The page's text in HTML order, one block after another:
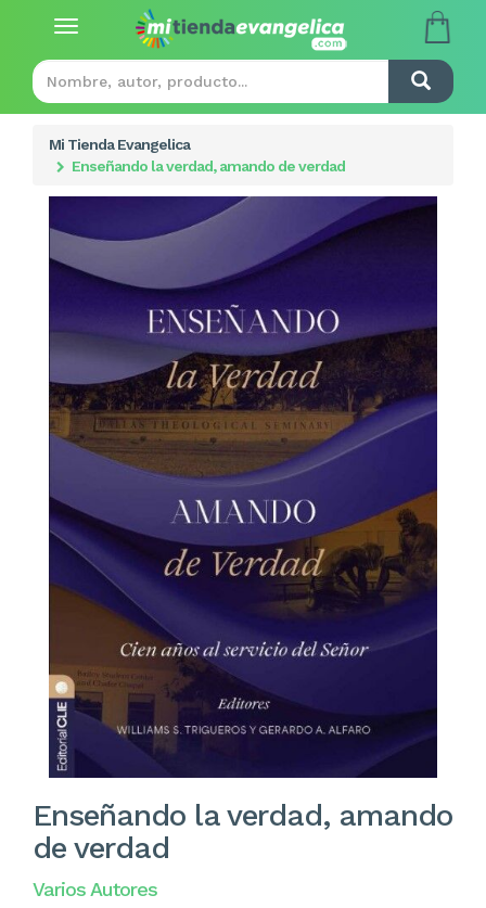
Toggle
Mi Tienda Evangelica
Enseñando la verdad, amando de verdad
Enseñando la verdad, amando
de verdad
Varios Autores